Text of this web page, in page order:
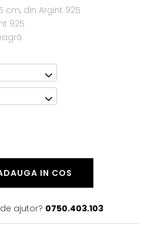
cm, din Argint 925
925
IN COS
ajutor? 0750.403.103